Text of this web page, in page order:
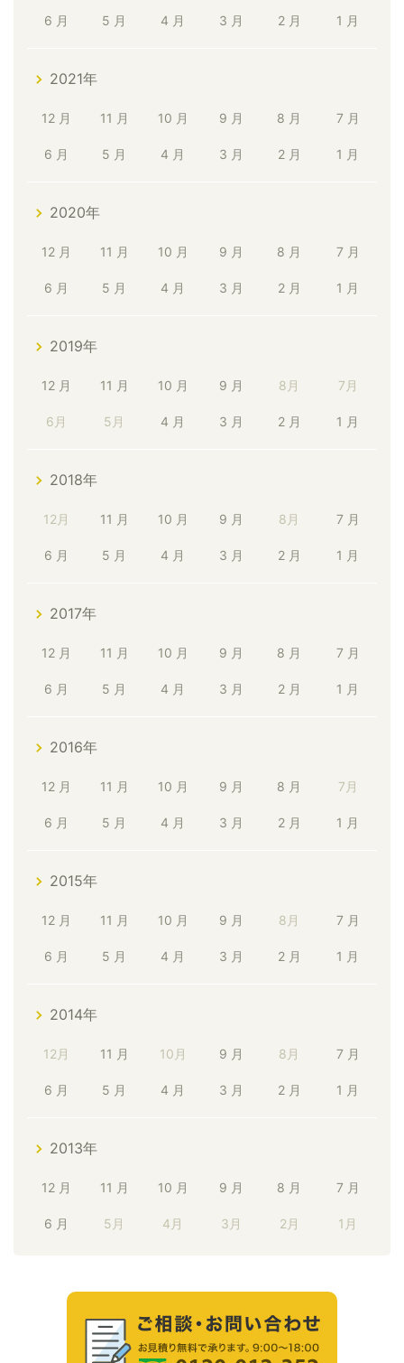
6 月 5 月 4 月 3 月 2 月 1 月
2021年
12 月 11 月 10 月 9 月 8 月 7 月
6 月 5 月 4 月 3 月 2 月 1 月
2020年
12 月 11 月 10 月 9 月 8 月 7 月
6 月 5 月 4 月 3 月 2 月 1 月
2019年
12 月 11 月 10 月 9 月 8月 7月
6月 5月 4 月 3 月 2 月 1 月
2018年
12月 11 月 10 月 9 月 8月 7 月
6 月 5 月 4 月 3 月 2 月 1 月
2017年
12 月 11 月 10 月 9 月 8 月 7 月
6 月 5 月 4 月 3 月 2 月 1 月
2016年
12 月 11 月 10 月 9 月 8 月 7月
6 月 5 月 4 月 3 月 2 月 1 月
2015年
12 月 11 月 10 月 9 月 8月 7 月
6 月 5 月 4 月 3 月 2 月 1 月
2014年
12月 11 月 10月 9 月 8月 7 月
6 月 5 月 4 月 3 月 2 月 1 月
2013年
12 月 11 月 10 月 9 月 8 月 7 月
6 月 5月 4月 3月 2月 1月